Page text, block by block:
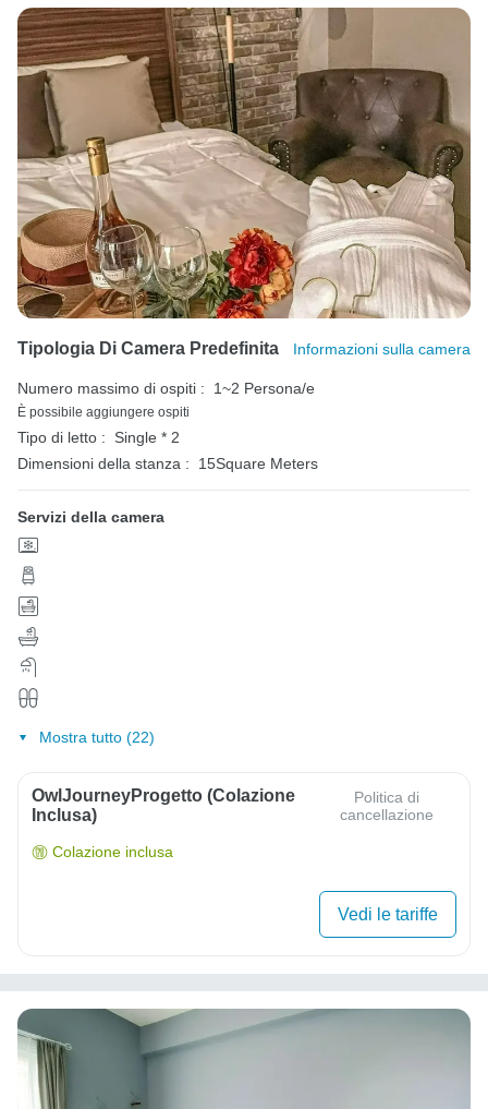
Tipologia Di Camera Predefinita Informazioni sulla camera
Numero massimo di ospiti : 1~2 Persona/e
È possibile aggiungere ospiti
Tipo di letto :
Single * 2
Dimensioni della stanza :
15Square Meters
Servizi della camera
Mostra tutto (22)
OwlJourneyProgetto (colazione
Inclusa)
Politica di
cancellazione
Colazione inclusa
Vedi le tariffe